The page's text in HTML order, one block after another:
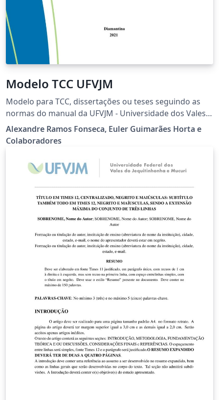
Modelo TCC UFVJM
Modelo para TCC, dissertações ou teses seguindo as
normas do manual da UFVJM - Universidade dos Vales
do Jequitinhonha e Mucuri
Alexandre Ramos Fonseca, Euler Guimarães Horta e
Colaboradores